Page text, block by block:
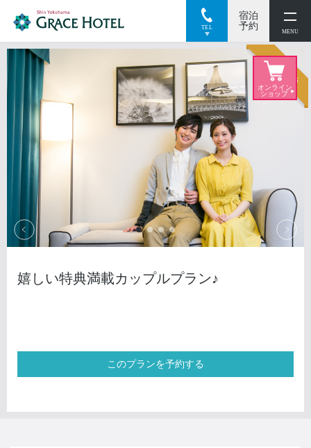
TEL
宿泊
予約
MENU
おすすめ
嬉しい特典満載カップルプラン♪
このプランを予約する
閉じる